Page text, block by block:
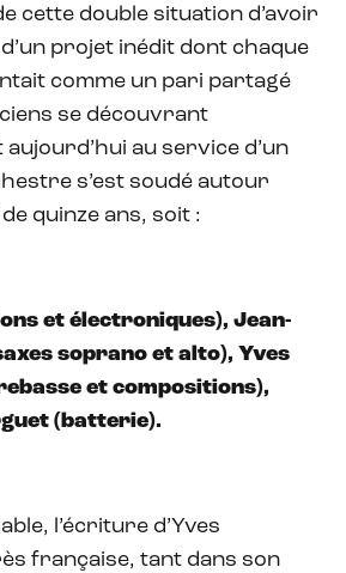
cette double situation d’avoir
projet inédit dont chaque
comme un pari partagé
se découvrant
au service d’un
s’est soudé autour
quinze ans, soit :
et électroniques), Jean-
soprano et alto), Yves
et compositions),
(batterie).
l’écriture d’Yves
française, tant dans son